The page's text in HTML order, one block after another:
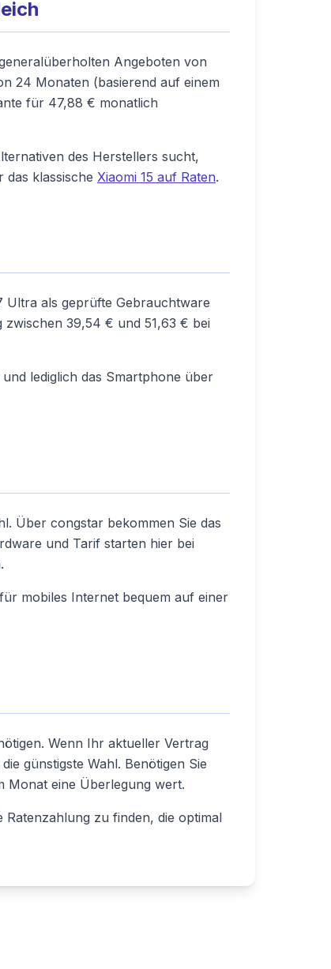
Angeboten von
24 Monaten (basierend auf einem
für 47,88 € monatlich
des Herstellers sucht,
das klassische Xiaomi 15 auf Raten.
Ultra als geprüfte Gebrauchtware
zwischen 39,54 € und 51,63 € bei
lediglich das Smartphone über
Über congstar bekommen Sie das
und Tarif starten hier bei
mobiles Internet bequem auf einer
Wenn Ihr aktueller Vertrag
günstigste Wahl. Benötigen Sie
Monat eine Überlegung wert.
Ratenzahlung zu finden, die optimal